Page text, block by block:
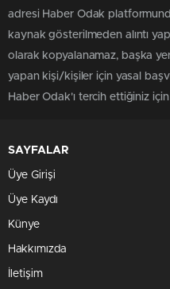
adresi Haber Odak
kaynak gösterilmeden alıntı
olarak kopyalanamaz, başka
yapan kişi/kişiler için yasal
Haber Odak'ı tercih ettiğiniz
SAYFALAR
Üye Girişi
Üye Kaydı
Künye
Hakkımızda
İletişim